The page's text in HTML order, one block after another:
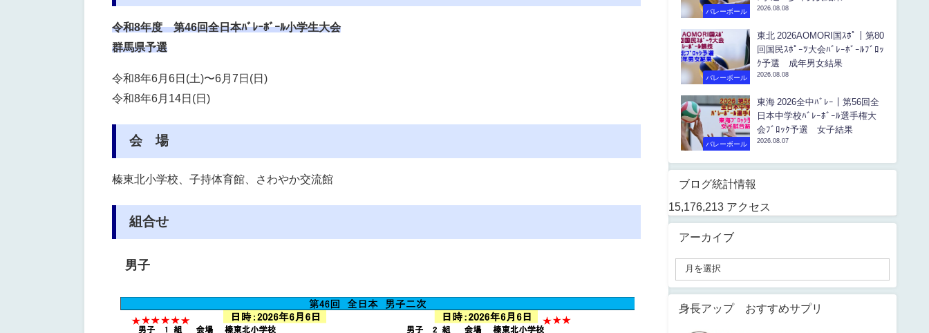
令和8年度 第46回全日本ﾊﾞﾚｰﾎﾞｰﾙ小学生大会
群馬県予選
令和8年6月6日(土)〜6月7日(日)
令和8年6月14日(日)
会 場
榛東北小学校、子持体育館、さわやか交流館
組合せ
男子
バレーボール 2026.08.08
バレーボール
東北 2026AOMORI国ｽﾎﾟ｜第80
回国民ｽﾎﾟｰﾂ大会ﾊﾞﾚｰﾎﾞｰﾙﾌﾞﾛｯ
ｸ予選 成年男女結果
2026.08.08
バレーボール
東海 2026全中ﾊﾞﾚｰ｜第56回全
日本中学校ﾊﾞﾚｰﾎﾞｰﾙ選手権大
会ﾌﾞﾛｯｸ予選 女子結果
2026.08.07
ブログ統計情報
15,176,213 アクセス
アーカイブ
身長アップ おすすめサプリ